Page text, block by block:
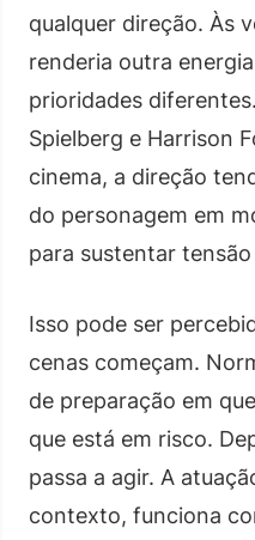
qualquer direção. Às
renderia outra
prioridades
Spielberg e Harrison
cinema, a direção
do personagem em
para sustentar
Isso pode ser
cenas começam.
de preparação em
que está em risco.
passa a agir. A
contexto, funciona